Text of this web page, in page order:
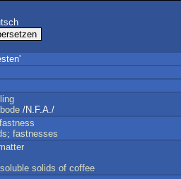
/N.F.A./
fastness
; fastnesses
solids of coffee